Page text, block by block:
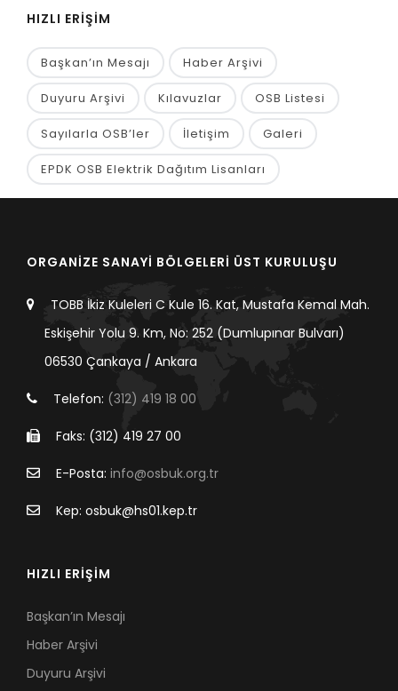
HIZLI ERİŞİM
Başkan’ın Mesajı Haber Arşivi
Duyuru Arşivi Kılavuzlar OSB Listesi
Sayılarla OSB’ler İletişim Galeri
EPDK OSB Elektrik Dağıtım Lisanları
ORGANİZE SANAYİ BÖLGELERİ ÜST KURULUŞU
TOBB İkiz Kuleleri C Kule 16. Kat, Mustafa Kemal Mah.
Eskişehir Yolu 9. Km, No: 252 (Dumlupınar Bulvarı)
06530 Çankaya / Ankara
Telefon: (312) 419 18 00
Faks: (312) 419 27 00
E-Posta: info@osbuk.org.tr
Kep: osbuk@hs01.kep.tr
HIZLI ERİŞİM
Başkan’ın Mesajı
Haber Arşivi
Duyuru Arşivi